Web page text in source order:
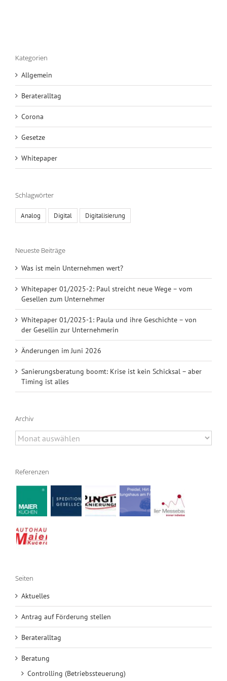
Kategorien
Allgemein
Berateralltag
Corona
Gesetze
Whitepaper
Schlagwörter
Analog Digital Digitalisierung
Neueste Beiträge
Was ist mein Unternehmen wert?
Whitepaper 01/2025-2: Paul streicht neue Wege – vom
Gesellen zum Unternehmer
Whitepaper 01/2025-1: Paula und ihre Geschichte – von
der Gesellin zur Unternehmerin
Änderungen im Juni 2026
Sanierungsberatung boomt: Krise ist kein Schicksal – aber
Timing ist alles
Archiv
Archiv
Referenzen
Seiten
Aktuelles
Antrag auf Förderung stellen
Berateralltag
Beratung
Controlling (Betriebssteuerung)